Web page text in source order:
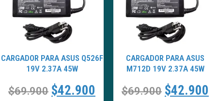
CARGADOR PARA ASUS Q526F
19V 2.37A 45W
$69.900 $42.900
CARGADOR PARA ASUS
M712D 19V 2.37A 45W
$69.900 $42.900